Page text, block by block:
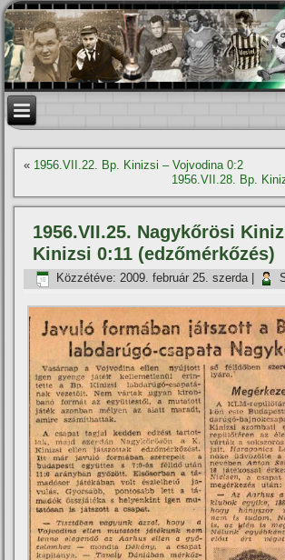
« 1956.VII.22. Bp. Kinizsi – Vojvodina 0:2
1956.VII.28. Bp.
1956.VII.25. Nagykőrösi
Kinizsi 0:11 (edzőmérkőzés)
Közzétéve: 2009. február 25. szerda|